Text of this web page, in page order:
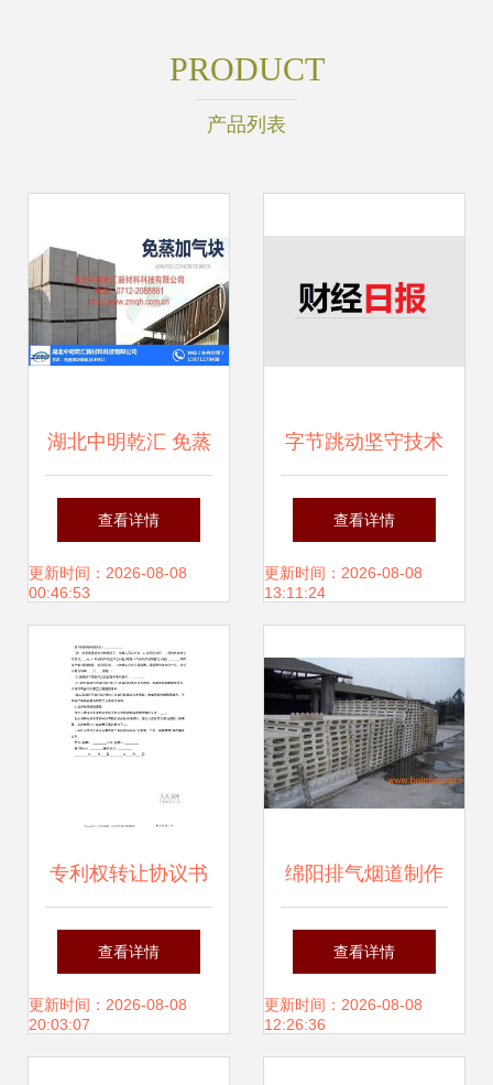
PRODUCT
产品列表
湖北中明乾汇 免蒸
加气块技术转让，
打造绿色建材新选
查看详情
更新时间：2026-08-08
00:46:53
字节跳动坚守技术
自主，牧原股份再
陷机构抛售潮
查看详情
更新时间：2026-08-08
13:11:24
专利权转让协议书
查看详情
更新时间：2026-08-08
20:03:07
绵阳排气烟道制作
技术与产业发展概
述
查看详情
更新时间：2026-08-08
12:26:36